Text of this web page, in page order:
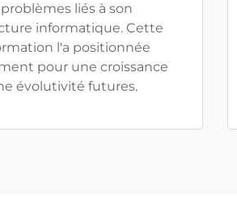
liés à son
informatique. Cette
l'a positionnée
pour une croissance
évolutivité futures.